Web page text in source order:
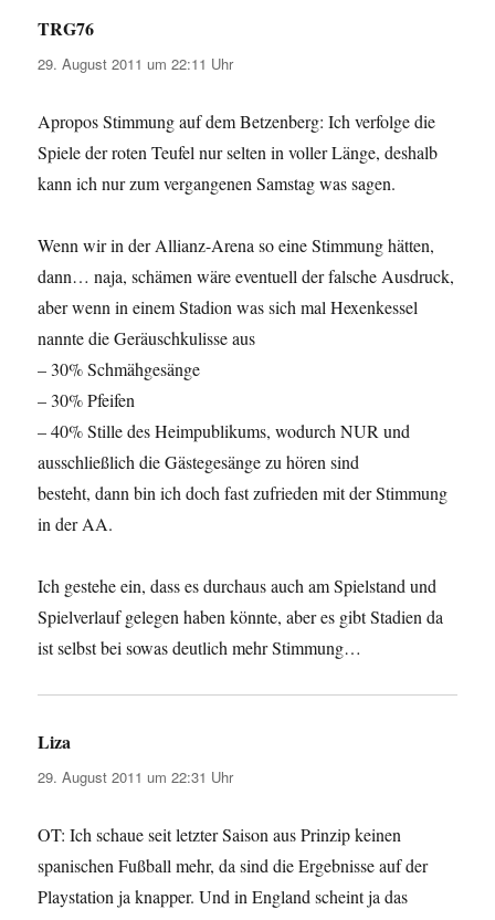
TRG76
29. August 2011 um 22:11 Uhr
Apropos Stimmung auf dem Betzenberg: Ich verfolge die
Spiele der roten Teufel nur selten in voller Länge, deshalb
kann ich nur zum vergangenen Samstag was sagen.
Wenn wir in der Allianz-Arena so eine Stimmung hätten,
dann… naja, schämen wäre eventuell der falsche Ausdruck,
aber wenn in einem Stadion was sich mal Hexenkessel
nannte die Geräuschkulisse aus
– 30% Schmähgesänge
– 30% Pfeifen
– 40% Stille des Heimpublikums, wodurch NUR und
ausschließlich die Gästegesänge zu hören sind
besteht, dann bin ich doch fast zufrieden mit der Stimmung
in der AA.
Ich gestehe ein, dass es durchaus auch am Spielstand und
Spielverlauf gelegen haben könnte, aber es gibt Stadien da
ist selbst bei sowas deutlich mehr Stimmung…
Liza
29. August 2011 um 22:31 Uhr
OT: Ich schaue seit letzter Saison aus Prinzip keinen
spanischen Fußball mehr, da sind die Ergebnisse auf der
Playstation ja knapper. Und in England scheint ja das